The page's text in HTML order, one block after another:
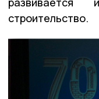
строительство.